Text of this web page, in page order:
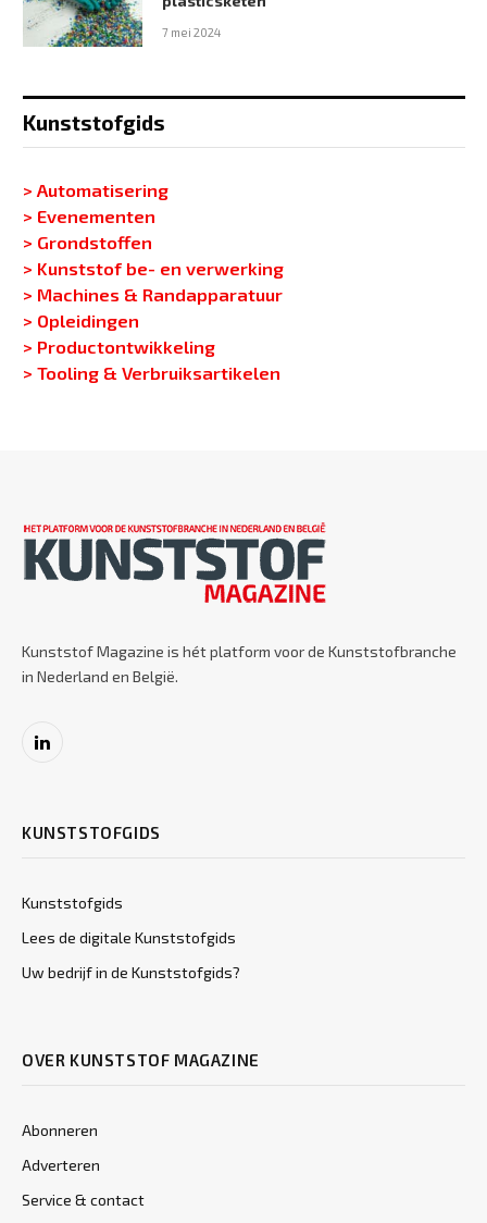
7 mei 2024
Kunststofgids
> Automatisering
> Evenementen
> Grondstoffen
> Kunststof be- en verwerking
> Machines & Randapparatuur
> Opleidingen
> Productontwikkeling
> Tooling & Verbruiksartikelen
Kunststof Magazine is hét platform voor de Kunststofbranche
in Nederland en België.
LinkedIn
KUNSTSTOFGIDS
Kunststofgids
Lees de digitale Kunststofgids
Uw bedrijf in de Kunststofgids?
OVER KUNSTSTOF MAGAZINE
Abonneren
Adverteren
Service & contact